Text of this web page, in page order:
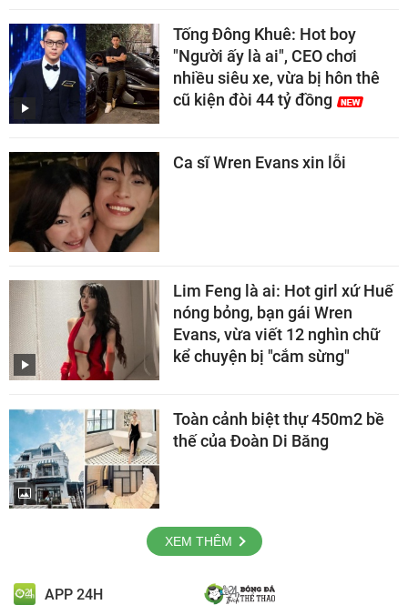
Tống Đông Khuê: Hot boy
"Người ấy là ai", CEO chơi
nhiều siêu xe, vừa bị hôn thê
cũ kiện đòi 44 tỷ đồng
Ca sĩ Wren Evans xin lỗi
Lim Feng là ai: Hot girl xứ Huế
nóng bỏng, bạn gái Wren
Evans, vừa viết 12 nghìn chữ
kể chuyện bị "cắm sừng"
Toàn cảnh biệt thự 450m2 bề
thế của Đoàn Di Băng
XEM THÊM
APP 24H